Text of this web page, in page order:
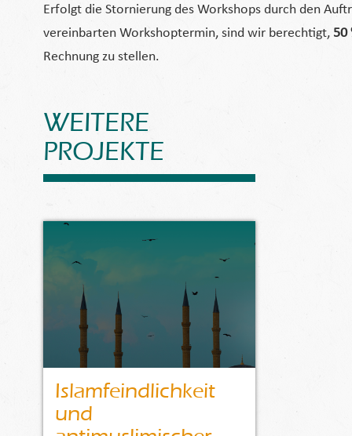
Erfolgt die Stornierung des Workshops durch den
vereinbarten Workshoptermin, sind wir berechtigt, 50
Rechnung zu stellen.
WEITERE
PROJEKTE
Islamfeindlichkeit
und